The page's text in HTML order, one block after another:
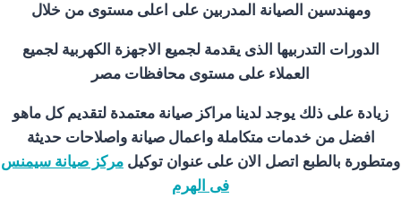
ومهندسين الصيانة المدربين على اعلى مستوى من خلال
الدورات التدربيها الذى يقدمة لجميع الاجهزة الكهربية لجميع
العملاء على مستوى محافظات مصر
زيادة على ذلك يوجد لدينا مراكز صيانة معتمدة لتقديم كل ماهو
افضل من خدمات متكاملة واعمال صيانة واصلاحات حديثة
ومتطورة بالطبع اتصل الان على عنوان توكيل مركز صيانة سيمنس
فى الهرم